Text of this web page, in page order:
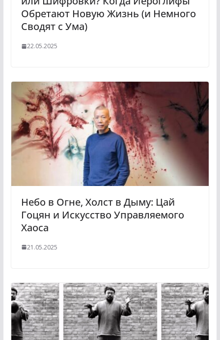
Обретают Новую Жизнь (и Немного
Сводят с Ума)
22.05.2025
Небо в Огне, Холст в Дыму: Цай
Гоцян и Искусство Управляемого
Хаоса
21.05.2025